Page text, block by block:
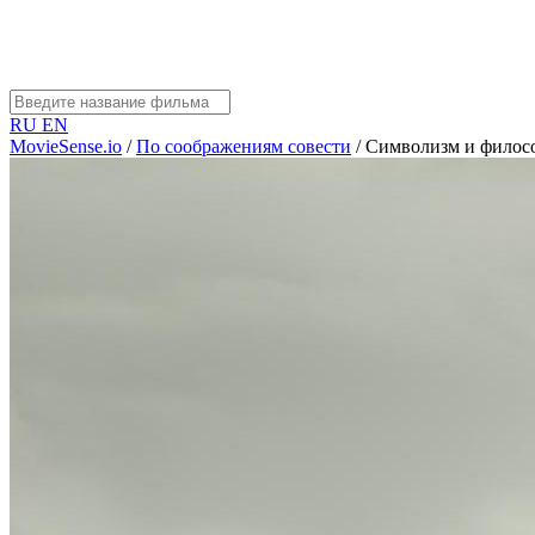
RU EN
MovieSense.io / По соображениям совести / Символизм и